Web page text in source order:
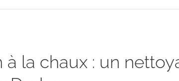
à la chaux : un